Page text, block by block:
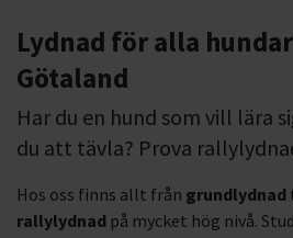
Lydnad för alla
Götaland
Har du en hund som vill lära
du att tävla? Prova
Hos oss finns allt från grundlydnad
rallylydnad på mycket hög nivå.